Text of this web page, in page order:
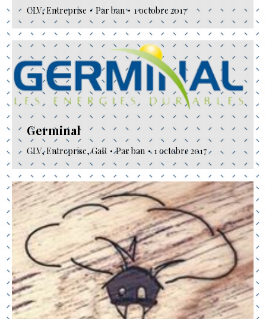
CLV,Entreprise Par ban 1 octobre 2017
Germinal
CLV,Entreprise,GaR Par ban 1 octobre 2017